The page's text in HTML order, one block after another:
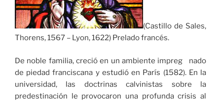
(Castillo de Sales,
Thorens, 1567 – Lyon, 1622) Prelado francés.
De noble familia, creció en un ambiente impreg nado
de piedad franciscana y estudió en París (1582). En la
universidad, las doctrinas calvinistas sobre la
predestinación le provocaron una profunda crisis al